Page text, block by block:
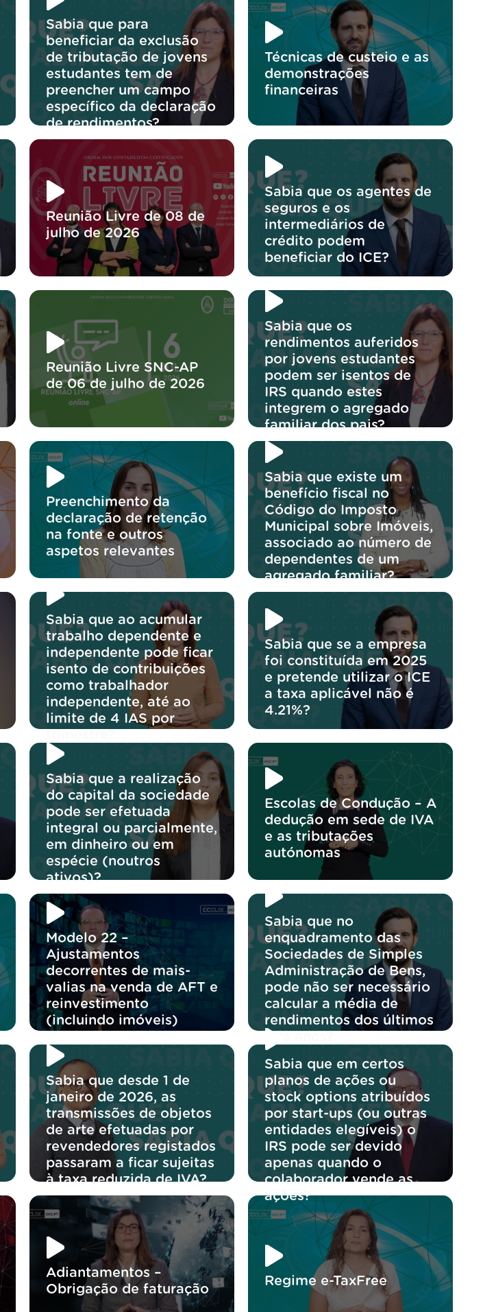
Sabia que para
beneficiar da exclusão
de tributação de jovens
estudantes tem de
preencher um campo
específico da declaração
de rendimentos?
Técnicas de custeio e as
demonstrações
financeiras
Reunião Livre de 08 de
julho de 2026
Sabia que os agentes de
seguros e os
intermediários de
crédito podem
beneficiar do ICE?
Reunião Livre SNC-AP
de 06 de julho de 2026
Sabia que os
rendimentos auferidos
por jovens estudantes
podem ser isentos de
IRS quando estes
integrem o agregado
familiar dos pais?
Preenchimento da
declaração de retenção
na fonte e outros
aspetos relevantes
Sabia que existe um
benefício fiscal no
Código do Imposto
Municipal sobre Imóveis,
associado ao número de
dependentes de um
agregado familiar?
Sabia que ao acumular
trabalho dependente e
independente pode ficar
isento de contribuições
como trabalhador
independente, até ao
limite de 4 IAS por
Sabia que se a empresa
foi constituída em 2025
e pretende utilizar o ICE
a taxa aplicável não é
4.21%?
Sabia que a realização
do capital da sociedade
pode ser efetuada
integral ou parcialmente,
em dinheiro ou em
espécie (noutros
ativos)?
Escolas de Condução – A
dedução em sede de IVA
e as tributações
autónomas
Modelo 22 –
Ajustamentos
decorrentes de mais-
valias na venda de AFT e
reinvestimento
(incluindo imóveis)
Sabia que no
enquadramento das
Sociedades de Simples
Administração de Bens,
pode não ser necessário
calcular a média de
rendimentos dos últimos
Sabia que desde 1 de
janeiro de 2026, as
transmissões de objetos
de arte efetuadas por
revendedores registados
passaram a ficar sujeitas
à taxa reduzida de IVA?
Sabia que em certos
planos de ações ou
stock options atribuídos
por start-ups (ou outras
entidades elegíveis) o
IRS pode ser devido
apenas quando o
colaborador vende as
ações?
Adiantamentos –
Obrigação de faturação
Regime e-TaxFree